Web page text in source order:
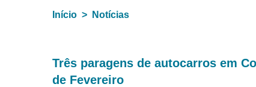
Início Notícias
Três paragens de autocarros em
de Fevereiro